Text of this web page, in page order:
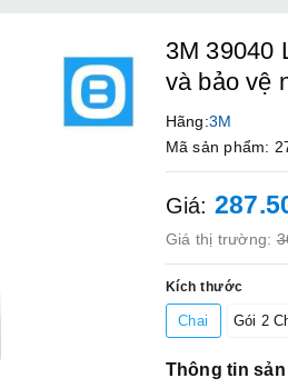
3M 39040
và bảo vệ
Hãng:3M
Mã sản phẩm:
Giá:
Giá thị trường:
Kích thước
Chai Gói 2
Thông tin